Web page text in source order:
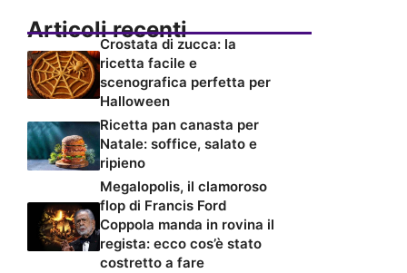
Articoli recenti
Crostata di zucca: la
ricetta facile e
scenografica perfetta per
Halloween
Ricetta pan canasta per
Natale: soffice, salato e
ripieno
Megalopolis, il clamoroso
flop di Francis Ford
Coppola manda in rovina il
regista: ecco cos’è stato
costretto a fare